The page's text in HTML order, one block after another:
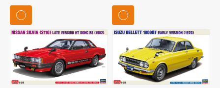
regularna
regularna